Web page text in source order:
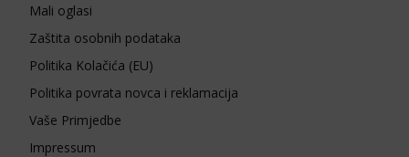
Mali oglasi
Zaštita osobnih podataka
Politika Kolačića (EU)
Politika povrata novca i reklamacija
Vaše Primjedbe
Impressum